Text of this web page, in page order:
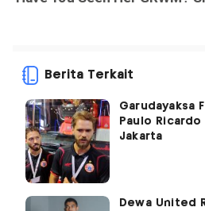
Berita Terkait
Garudayaksa
Paulo
Jakarta
Dewa United